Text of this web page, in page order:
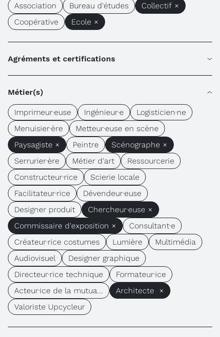
Association
Bureau d'études
Collectif ×
Coopérative
Ecole ×
Agréments et certifications
Métier(s)
Imprimeur·euse Ingénieur·e
Logisticien·ne
Menuisier·ère
Metteur·euse en scène
Paysagiste ×
Peintre
Scénographe ×
Serrurier·ère
Métier d'art
Ressourcerie
Constructeur·rice
Scierie locale
Facilitateur·rice
Dévendeur·euse
Designer produit
Chercheur·euse ×
Commissaire d'exposition ×
Consultant·e
Créateur·rice costumes
Lumière
Multimédia
Audiovisuel
Designer graphique
Directeur·rice technique
Formateur·ice
Acteur·ice de la mutua...
Architecte ×
Valoriste Upcycleur